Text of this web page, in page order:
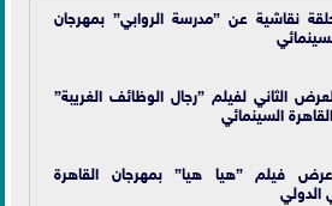
نقاشية عن ”مدرسة الروابي” بمهرجان
الثاني لفيلم ”رجال الوظائف الغريبة”
السينمائي
فيلم ”هيا هيا” بمهرجان القاهرة
الدولي